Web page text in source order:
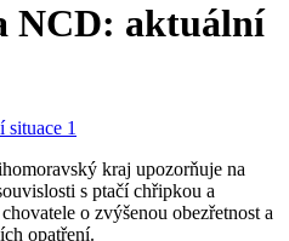
NCD: aktuální
kraj upozorňuje na
s ptačí chřipkou a
o zvýšenou obezřetnost a
opatření.